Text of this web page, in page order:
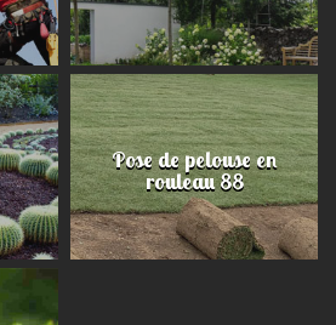
Pose de pelouse en
rouleau 88